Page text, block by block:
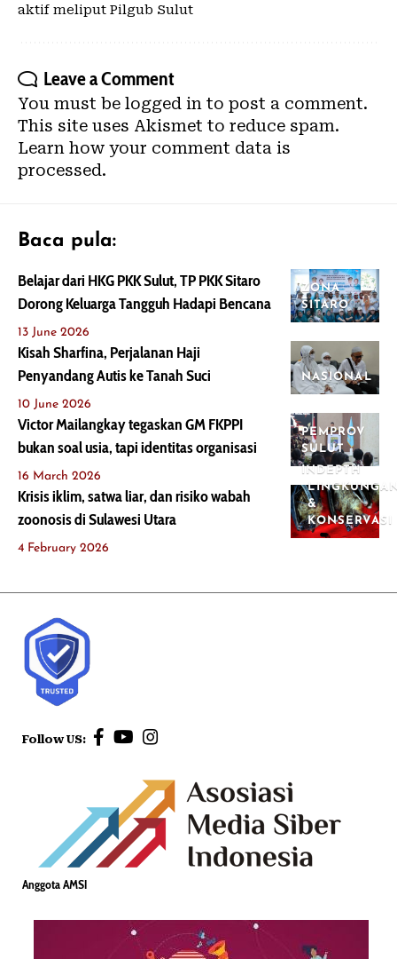
aktif meliput Pilgub Sulut
Leave a Comment
You must be logged in to post a comment.
This site uses Akismet to reduce spam.
Learn how your comment data is
processed.
Baca pula:
ZONA
SITARO
Belajar dari HKG PKK Sulut, TP PKK Sitaro
Dorong Keluarga Tangguh Hadapi Bencana
13 June 2026
NASIONAL
Kisah Sharfina, Perjalanan Haji
Penyandang Autis ke Tanah Suci
10 June 2026
PEMPROV
SULUT
Victor Mailangkay tegaskan GM FKPPI
bukan soal usia, tapi identitas organisasi
16 March 2026
INDEPTH
&
KONSERVASI
Krisis iklim, satwa liar, dan risiko wabah
zoonosis di Sulawesi Utara
4 February 2026
Follow US:
Anggota AMSI